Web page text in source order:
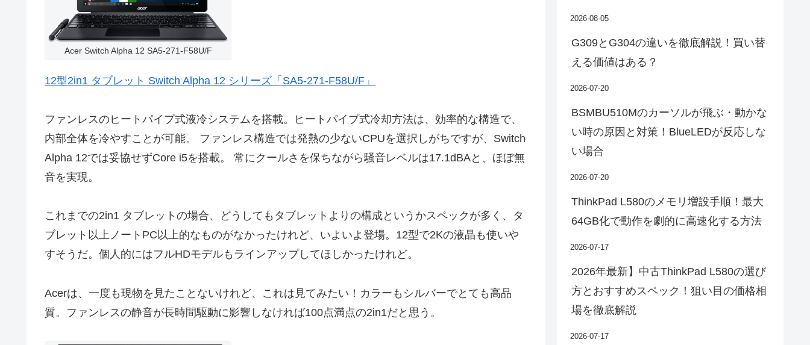
Acer Switch Alpha 12 SA5-271-F58U/F
12型2in1 タブレット Switch Alpha 12 シリーズ「SA5-271-F58U/F」
ファンレスのヒートパイプ式液冷システムを搭載。ヒートパイプ式冷却方法は、効率的な構造で、
内部全体を冷やすことが可能。 ファンレス構造では発熱の少ないCPUを選択しがちですが、Switch
Alpha 12では妥協せずCore i5を搭載。 常にクールさを保ちながら騒音レベルは17.1dBAと、ほぼ無
音を実現。
これまでの2in1 タブレットの場合、どうしてもタブレットよりの構成というかスペックが多く、タ
ブレット以上ノートPC以上的なものがなかったけれど、いよいよ登場。12型で2Kの液晶も使いや
すそうだ。個人的にはフルHDモデルもラインアップしてほしかったけれど。
Acerは、一度も現物を見たことないけれど、これは見てみたい！カラーもシルバーでとても高品
質。ファンレスの静音が長時間駆動に影響しなければ100点満点の2in1だと思う。
2026-08-05
G309とG304の違いを徹底解説！買い替
える価値はある？
2026-07-20
BSMBU510Mのカーソルが飛ぶ・動かな
い時の原因と対策！BlueLEDが反応しな
い場合
2026-07-20
ThinkPad L580のメモリ増設手順！最大
64GB化で動作を劇的に高速化する方法
2026-07-17
2026年最新】中古ThinkPad L580の選び
方とおすすめスペック！狙い目の価格相
場を徹底解説
2026-07-17